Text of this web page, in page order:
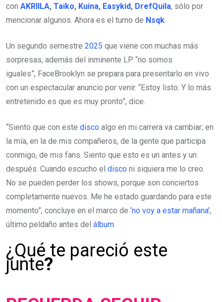
con AKRIILA, Taiko, Kuina, Easykid, DrefQuila, sólo por
mencionar algunos. Ahora es el turno de Nsqk.
Un segundo semestre 2025 que viene con muchas más
sorpresas, además del inminente LP “no somos
iguales”, FaceBrooklyn se prepara para presentarlo en vivo
con un espectacular anuncio por venir. “Estoy listo. Y lo más
entretenido es que es muy pronto”, dice.
“Siento que con este disco algo en mi carrera va cambiar; en
la mía, en la de mis compañeros, de la gente que participa
conmigo, de mis fans. Siento que esto es un antes y un
después. Cuando escucho el disco ni siquiera me lo creo.
No se pueden perder los shows, porque son conciertos
completamente nuevos. Me he estado guardando para este
momento”, concluye en el marco de ‘no voy a estar mañana’,
último peldaño antes del álbum.
¿Qué te pareció este
junte?